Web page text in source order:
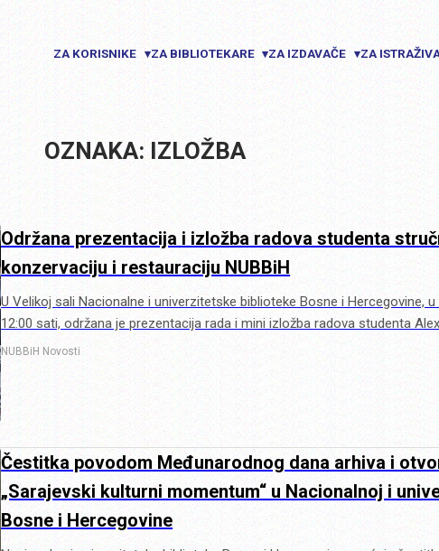
ZA KORISNIKE ▾ZA BIBLIOTEKARE ▾ZA IZDAVAČE ▾ZA
OZNAKA: IZLOŽBA
Održana prezentacija i izložba radova studenta
konzervaciju i restauraciju NUBBiH
U Velikoj sali Nacionalne i univerzitetske biblioteke Bosne i Hercegovine, u
12:00 sati, održana je prezentacija rada i mini izložba radova studenta
NUBBiH Novosti
Čestitka povodom Međunarodnog dana arhiva i
„Sarajevski kulturni momentum“ u Nacionalnoj i
Bosne i Hercegovine